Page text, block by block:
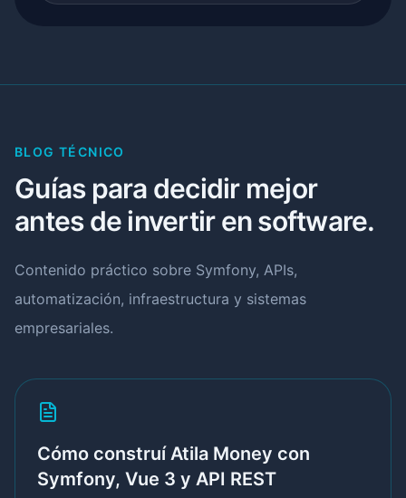
BLOG TÉCNICO
Guías para decidir mejor
antes de invertir en software.
Contenido práctico sobre Symfony, APIs,
automatización, infraestructura y sistemas
empresariales.
Cómo construí Atila Money con
Symfony, Vue 3 y API REST